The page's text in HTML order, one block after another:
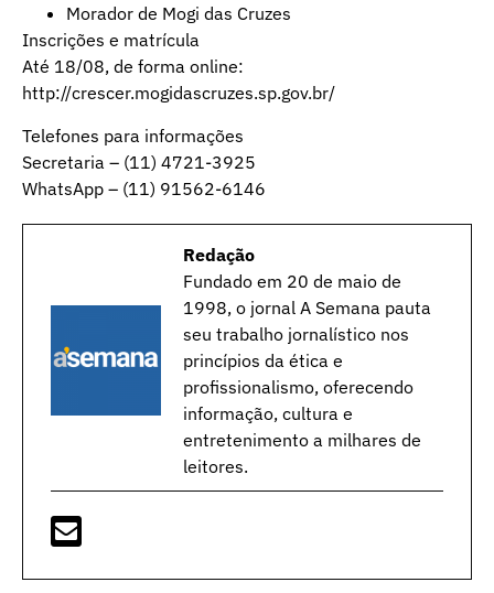
Morador de Mogi das Cruzes
Inscrições e matrícula
Até 18/08, de forma online:
http://crescer.mogidascruzes.sp.gov.br/
Telefones para informações
Secretaria – (11) 4721-3925
WhatsApp – (11) 91562-6146
Redação
Fundado em 20 de maio de
1998, o jornal A Semana pauta
seu trabalho jornalístico nos
princípios da ética e
profissionalismo, oferecendo
informação, cultura e
entretenimento a milhares de
leitores.